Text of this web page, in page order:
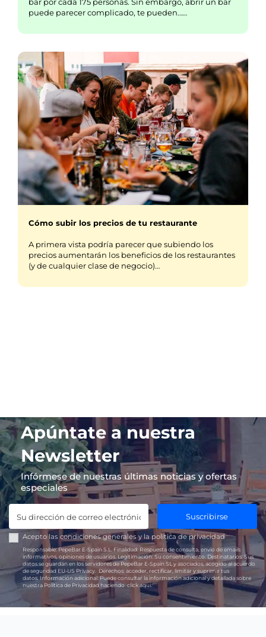
puede parecer complicado, te pueden……
Cómo subir los precios de tu restaurante
A primera vista podría parecer que subiendo los
precios aumentarán los beneficios de los restaurantes
(y de cualquier clase de negocio)…
Apúntate a nuestra
Newsletter
Infórmese de nuestras últimas noticias y ofertas
especiales
Suscribirse
Acepto las condiciones generales y lapolítica de privacidad
Responsable:PepeBar E-Spain S.L. Finalidad: Respuesta de consulta, envío de emails
informativos, opiniones de usuarios. Legitimación: Su consentimiento. Destinatarios:Sus
datos se guardan en los servidores de PepeBar E-Spain SL y asociados, acogido al acuerdo
de seguridad EU-US Privacy. Derechos: acceder, rectificar, limitar y suprimir tus
datos.Información adicional:Puede consultar la información adicional y detallada sobre
nuestra Política de Privacidad haciendoclick aquí.